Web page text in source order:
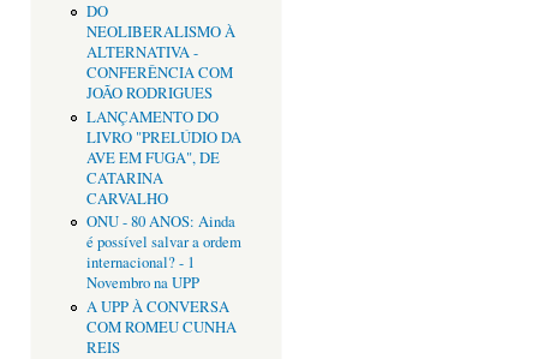
DO
NEOLIBERALISMO À
ALTERNATIVA -
CONFERÊNCIA COM
JOÃO RODRIGUES
LANÇAMENTO DO
LIVRO "PRELÚDIO DA
AVE EM FUGA", DE
CATARINA
CARVALHO
ONU - 80 ANOS: Ainda
é possível salvar a ordem
internacional? - 1
Novembro na UPP
A UPP À CONVERSA
COM ROMEU CUNHA
REIS